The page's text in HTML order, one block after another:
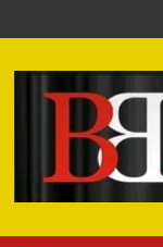
to
content